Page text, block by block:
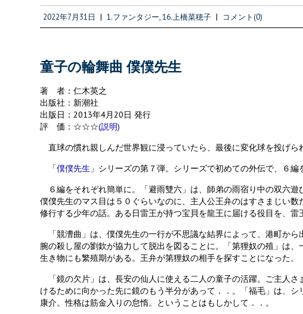
b
o
k
itt
er
e ai
l
2022年7月31日 | 1.ファンタジー,16.上橋菜穂子 | コメント(0)
童子の輪舞曲 僕僕先生
著 者：仁木英之
出版社：新潮社
出版日：2013年4月20日 発行
評 価：☆☆☆(説明)
直球の慣れ親しんだ世界観に浸っていたら、最後に変化球を投げら
「僕僕先生 」シリーズの第７弾。シリーズで初めての外伝で、６編
６編をそれぞれ簡単に。「避雨雙六」は、師弟の雨宿り中の双六遊
僕僕先生のマス目は５０ぐらいなのに、主人公王弁のはすさまじい
修行する少年の話。ある日雷王が持つ宝貝を龍王に届ける役目を、雷
「競漕曲」は、僕僕先生の一行が不思議な結界によって、港町か
腕の殺し屋の劉欽が協力して脱出を図ることに。「第狸奴の殖」は
生き物にも繁殖期がある。王弁が第狸奴の相手を探すことになった。
「鏡の欠片」は、長安の仙人に使える二人の童子の活躍。ご主人
けるために向かった先に鏡のもう半分があって．．。「福毛」は、
康介。性格は筋金入りの怠惰。ということはもしかして．．。